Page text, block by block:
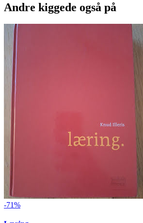
Andre kiggede også på
-71%